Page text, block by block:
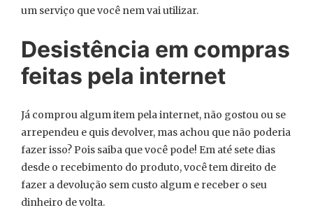
um serviço que você nem vai utilizar.
Desistência em compras
feitas pela internet
Já comprou algum item pela internet, não gostou ou se
arrependeu e quis devolver, mas achou que não poderia
fazer isso? Pois saiba que você pode! Em até sete dias
desde o recebimento do produto, você tem direito de
fazer a devolução sem custo algum e receber o seu
dinheiro de volta.